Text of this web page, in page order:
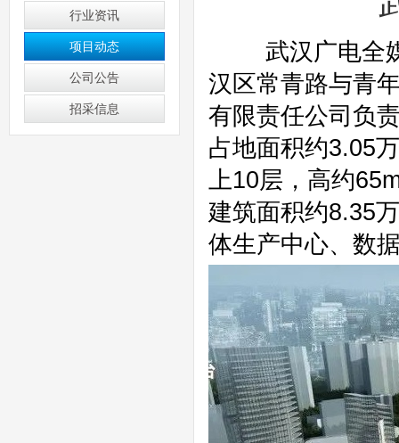
行业资讯
项目动态
公司公告
招采信息